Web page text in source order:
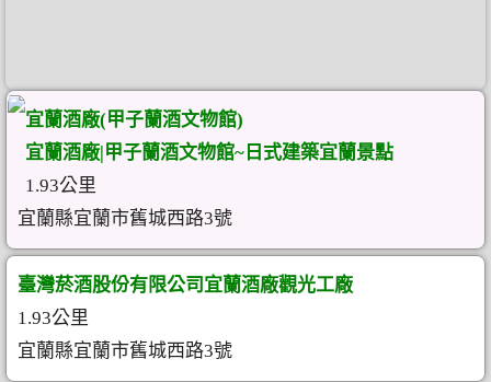
宜蘭酒廠(甲子蘭酒文物館)
宜蘭酒廠|甲子蘭酒文物館~日式建築宜蘭景點
1.93公里
宜蘭縣宜蘭市舊城西路3號
臺灣菸酒股份有限公司宜蘭酒廠觀光工廠
1.93公里
宜蘭縣宜蘭市舊城西路3號